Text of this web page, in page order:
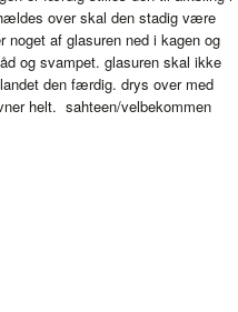
over skal den stadig være
af glasuren ned i kagen og
og svampet. glasuren skal ikke
den færdig. drys over med
helt. sahteen/velbekommen